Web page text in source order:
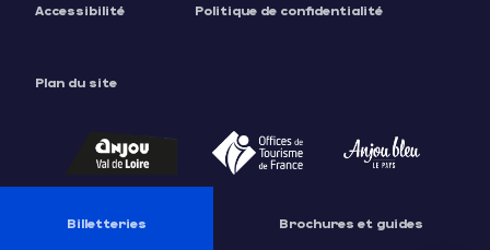
Description
Accessibilité Politique de confidentialité
Plan du site
Billetteries Brochures et guides